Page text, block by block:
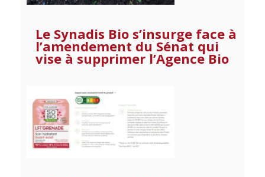
Le Synadis Bio s’insurge face à
l’amendement du Sénat qui
vise à supprimer l’Agence Bio